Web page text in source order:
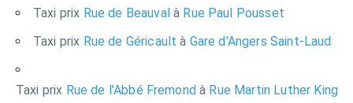
Taxi prix Rue de Beauvalà Rue Paul Pousset
Taxi prix Rue de Géricaultà Gare d'Angers Saint-Laud
Taxi prix Rue de l'Abbé Fremondà Rue Martin Luther King